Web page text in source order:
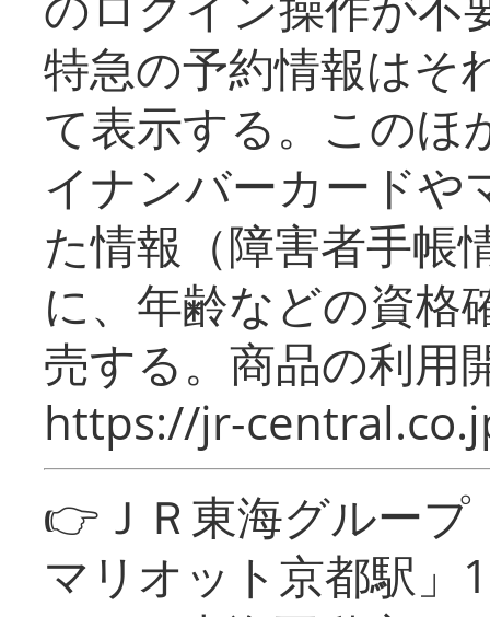
特急の予約情報はそ
て表示する。このほ
イナンバーカードや
た情報（障害者手帳
に、年齢などの資格
売する。商品の利用
https://jr-
👉ＪＲ東海グルー
マリオット京都駅」